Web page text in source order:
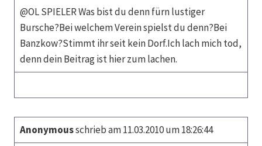
@OL SPIELER Was bist du denn fürn lustiger
Bursche?Bei welchem Verein spielst du denn?Bei
Banzkow?Stimmt ihr seit kein Dorf.Ich lach mich tod,
denn dein Beitrag ist hier zum lachen.
Anonymousschrieb am 11.03.2010 um 18:26:44